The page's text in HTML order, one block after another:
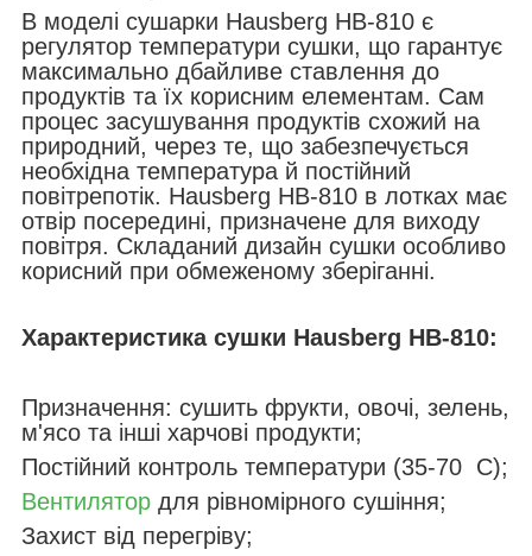
В моделі сушарки Hausberg HB-810 є
регулятор температури сушки, що гарантує
максимально дбайливе ставлення до
продуктів та їх корисним елементам. Сам
процес засушування продуктів схожий на
природний, через те, що забезпечується
необхідна температура й постійний
повітрепотік. Hausberg HB-810 в лотках має
отвір посередині, призначене для виходу
повітря. Складаний дизайн сушки особливо
корисний при обмеженому зберіганні.
Характеристика сушки Hausberg HB-810:
Призначення: сушить фрукти, овочі, зелень,
м'ясо та інші харчові продукти;
Постійний контроль температури (35-70 C);
Вентилятор для рівномірного сушіння;
Захист від перегріву;